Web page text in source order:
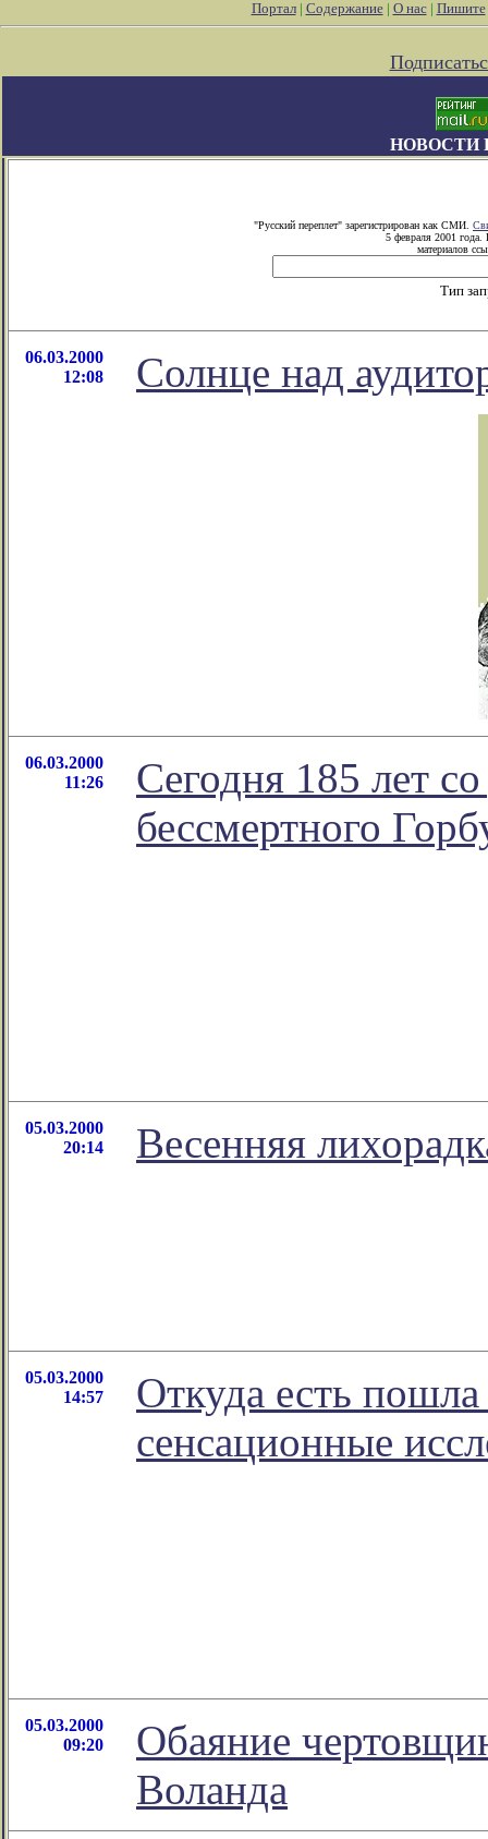
Портал| Содержание| О нас| Пишите
НОВОСТИ
"Русский переплет" зарегистрирован как СМИ.
5 февраля 2001 года.
материалов
Тип
06.03.2000
12:08
Солнце над
06.03.2000
11:26
Сегодня 185 лет
бессмертного
05.03.2000
20:14
Весенняя
05.03.2000
14:57
Откуда есть
сенсационные
05.03.2000
09:20
Обаяние
Воланда